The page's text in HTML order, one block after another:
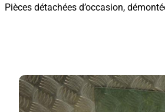
Pièces détachées d’occasion,